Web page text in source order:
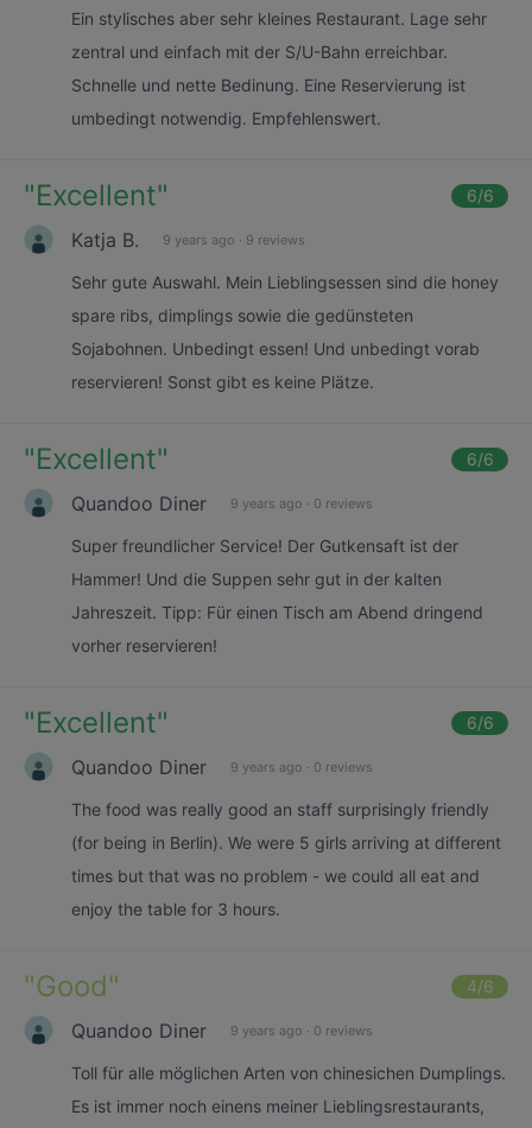
Ein stylisches aber sehr kleines Restaurant. Lage sehr
zentral und einfach mit der S/U-Bahn erreichbar.
Schnelle und nette Bedinung. Eine Reservierung ist
umbedingt notwendig. Empfehlenswert.
"Excellent" 6/6
Katja B. 9 years ago · 9 reviews
Sehr gute Auswahl. Mein Lieblingsessen sind die honey
spare ribs, dimplings sowie die gedünsteten
Sojabohnen. Unbedingt essen! Und unbedingt vorab
reservieren! Sonst gibt es keine Plätze.
"Excellent" 6/6
Quandoo Diner 9 years ago · 0 reviews
Super freundlicher Service! Der Gutkensaft ist der
Hammer! Und die Suppen sehr gut in der kalten
Jahreszeit. Tipp: Für einen Tisch am Abend dringend
vorher reservieren!
"Excellent" 6/6
Quandoo Diner 9 years ago · 0 reviews
The food was really good an staff surprisingly friendly
(for being in Berlin). We were 5 girls arriving at different
times but that was no problem - we could all eat and
enjoy the table for 3 hours.
"Good" 4/6
Quandoo Diner 9 years ago · 0 reviews
Toll für alle möglichen Arten von chinesichen Dumplings.
Es ist immer noch einens meiner Lieblingsrestaurants,